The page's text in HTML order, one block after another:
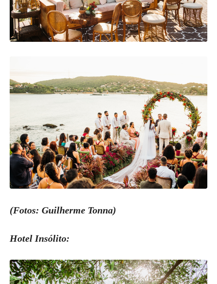
(Fotos: Guilherme Tonna)
Hotel Insólito: